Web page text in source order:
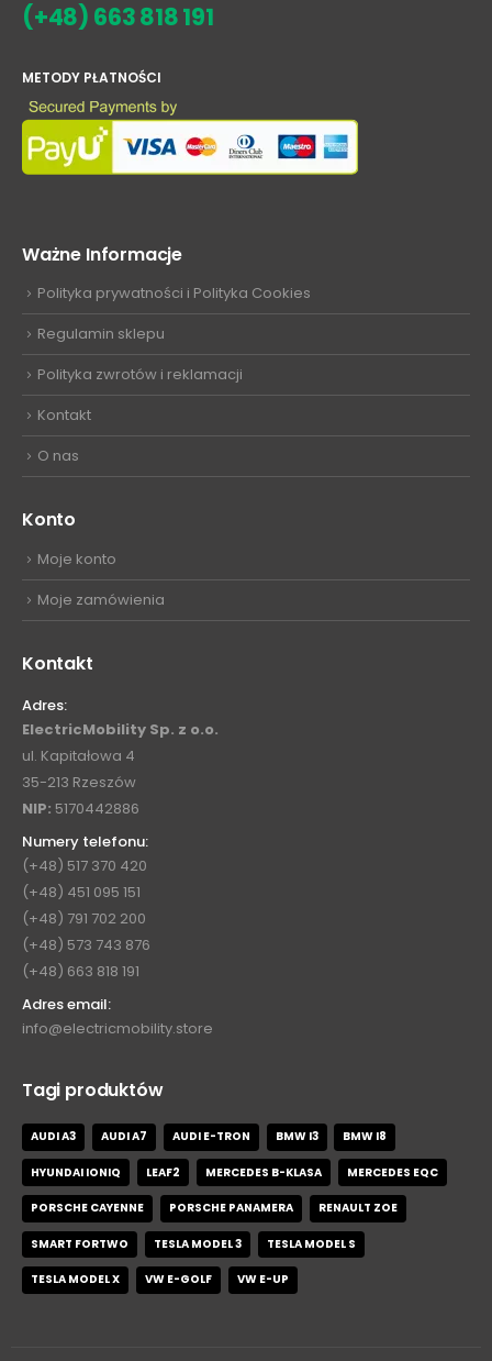
(+48) 663 818 191
METODY PŁATNOŚCI
Ważne Informacje
Polityka prywatności i Polityka Cookies
Regulamin sklepu
Polityka zwrotów i reklamacji
Kontakt
O nas
Konto
Moje konto
Moje zamówienia
Kontakt
Adres:
ElectricMobility Sp. z o.o.
ul. Kapitałowa 4
35-213 Rzeszów
NIP: 5170442886
Numery telefonu:
(+48) 517 370 420
(+48) 451 095 151
(+48) 791 702 200
(+48) 573 743 876
(+48) 663 818 191
Adres email:
info@electricmobility.store
Tagi produktów
AUDI A3 AUDI A7 AUDI E-TRON BMW I3 BMW I8
HYUNDAI IONIQ LEAF2 MERCEDES B-KLASA MERCEDES EQC
PORSCHE CAYENNE PORSCHE PANAMERA RENAULT ZOE
SMART FORTWO TESLA MODEL 3 TESLA MODEL S
TESLA MODEL X VW E-GOLF VW E-UP